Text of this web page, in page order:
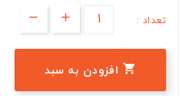
تعداد :
 افزودن به سبد